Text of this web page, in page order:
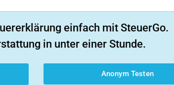
einfach mit SteuerGo.
in unter einer Stunde.
Anonym Testen